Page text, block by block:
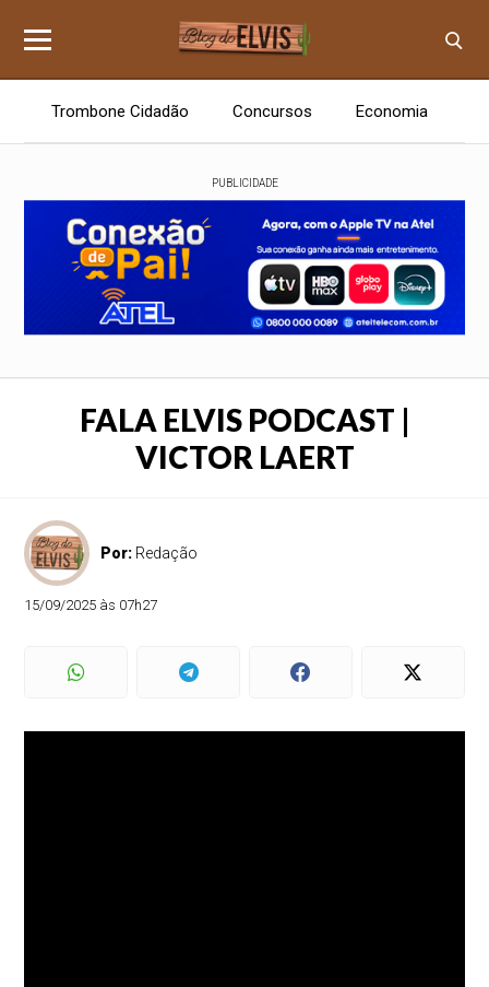
Trombone Cidadão Concursos Economia
PUBLICIDADE
FALA ELVIS PODCAST |
VICTOR LAERT
Por: Redação
15/09/2025 às 07h27